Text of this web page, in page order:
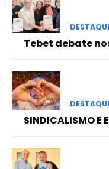
Tebet debate
SINDICALISMO E